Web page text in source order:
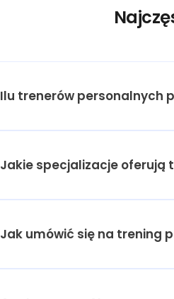
Ilu trenerów personalnych
Jakie specjalizacje oferują
Jak umówić się na trening